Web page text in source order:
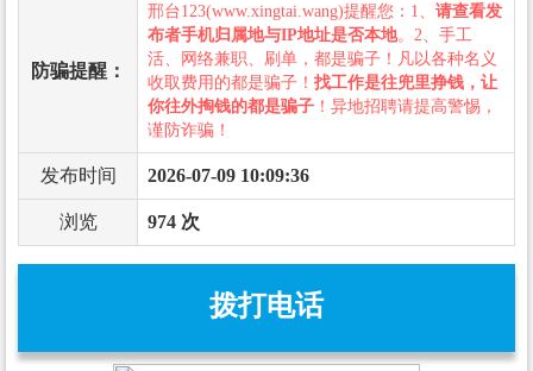
防骗提醒：
邢台123(www.xingtai.wang)提醒您：1、 请查看发
布者手机归属地与IP地址是否本地。2、手工
活、网络兼职、刷单，都是骗子！凡以各种名义
收取费用的都是骗子！ 找工作是往兜里挣钱，让
你往外掏钱的都是骗子 ！异地招聘请提高警惕，
谨防诈骗！
发布时间 2026-07-09 10:09:36
浏览 974 次
拨打电话